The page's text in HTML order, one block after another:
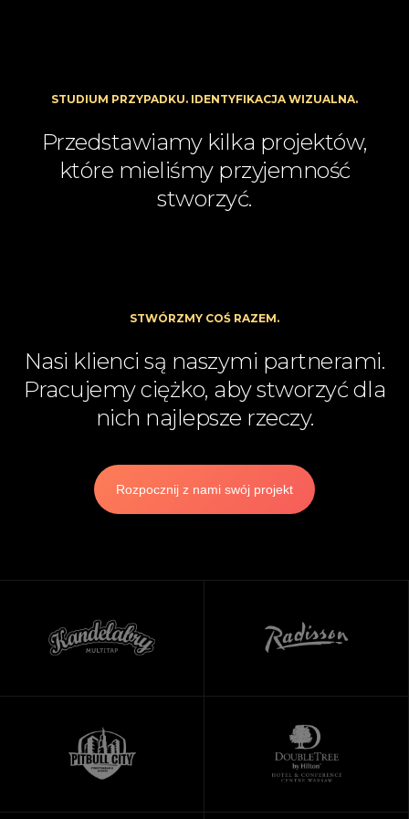
STUDIUM PRZYPADKU. IDENTYFIKACJA WIZUALNA.
Przedstawiamy kilka projektów,
które mieliśmy przyjemność
stworzyć.
STWÓRZMY COŚ RAZEM.
Nasi klienci są naszymi partnerami.
Pracujemy ciężko, aby stworzyć dla
nich najlepsze rzeczy.
Rozpocznij z nami swój projekt